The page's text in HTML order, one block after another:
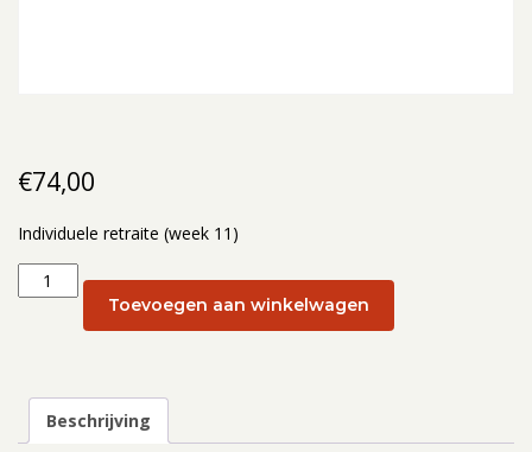
€74,00
Individuele retraite (week 11)
Individuele
retraite
maart
aantal
Toevoegen aan winkelwagen
Beschrijving